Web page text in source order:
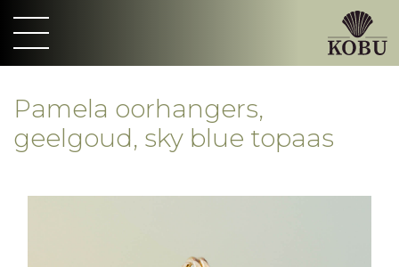
Pamela oorhangers,
geelgoud, sky blue topaas